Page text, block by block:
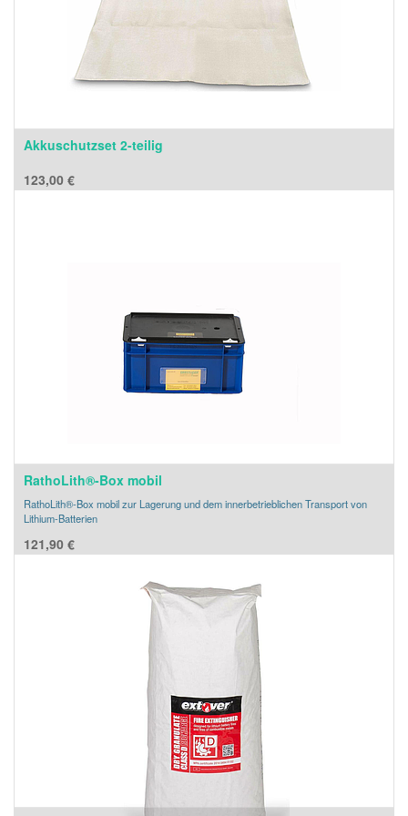
Akkuschutzset 2-teilig
123,00 €
RathoLith®-Box mobil
RathoLith®-Box mobil zur Lagerung und dem innerbetrieblichen Transport von
Lithium-Batterien
121,90 €